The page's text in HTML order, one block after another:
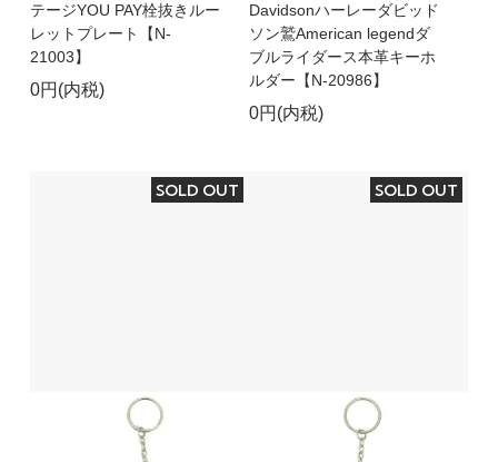
テージYOU PAY栓抜きルー
レットプレート【N-
21003】
0円(内税)
Davidsonハーレーダビッド
ソン鷲American legendダ
ブルライダース本革キーホ
ルダー【N-20986】
0円(内税)
SOLD OUT SOLD OUT